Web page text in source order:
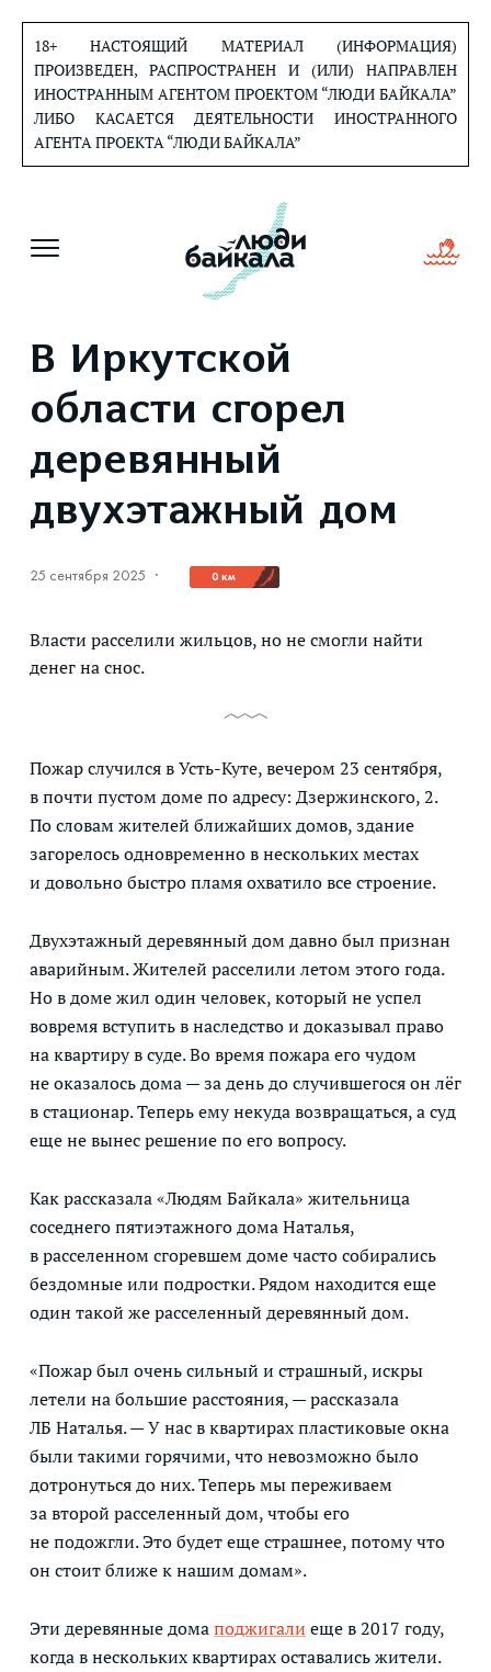
содержанию
18+ НАСТОЯЩИЙ МАТЕРИАЛ (ИНФОРМАЦИЯ)
ПРОИЗВЕДЕН, РАСПРОСТРАНЕН И (ИЛИ) НАПРАВЛЕН
ИНОСТРАННЫМ АГЕНТОМ ПРОЕКТОМ “ЛЮДИ БАЙКАЛА”
ЛИБО КАСАЕТСЯ ДЕЯТЕЛЬНОСТИ ИНОСТРАННОГО
АГЕНТА ПРОЕКТА “ЛЮДИ БАЙКАЛА”
В Иркутской
области сгорел
деревянный
двухэтажный дом
25 сентября 2025 · 0 км
Власти расселили жильцов, но не смогли найти
денег на снос.
Пожар случился в Усть-Куте, вечером 23 сентября,
в почти пустом доме по адресу: Дзержинского, 2.
По словам жителей ближайших домов, здание
загорелось одновременно в нескольких местах
и довольно быстро пламя охватило все строение.
Двухэтажный деревянный дом давно был признан
аварийным. Жителей расселили летом этого года.
Но в доме жил один человек, который не успел
вовремя вступить в наследство и доказывал право
на квартиру в суде. Во время пожара его чудом
не оказалось дома — за день до случившегося он лёг
в стационар. Теперь ему некуда возвращаться, а суд
еще не вынес решение по его вопросу.
Как рассказала «Людям Байкала» жительница
соседнего пятиэтажного дома Наталья,
в расселенном сгоревшем доме часто собирались
бездомные или подростки. Рядом находится еще
один такой же расселенный деревянный дом.
«Пожар был очень сильный и страшный, искры
летели на большие расстояния, — рассказала
ЛБ Наталья. — У нас в квартирах пластиковые окна
были такими горячими, что невозможно было
дотронуться до них. Теперь мы переживаем
за второй расселенный дом, чтобы его
не подожгли. Это будет еще страшнее, потому что
он стоит ближе к нашим домам».
Эти деревянные домаподжигали еще в 2017 году,
когда в нескольких квартирах оставались жители.